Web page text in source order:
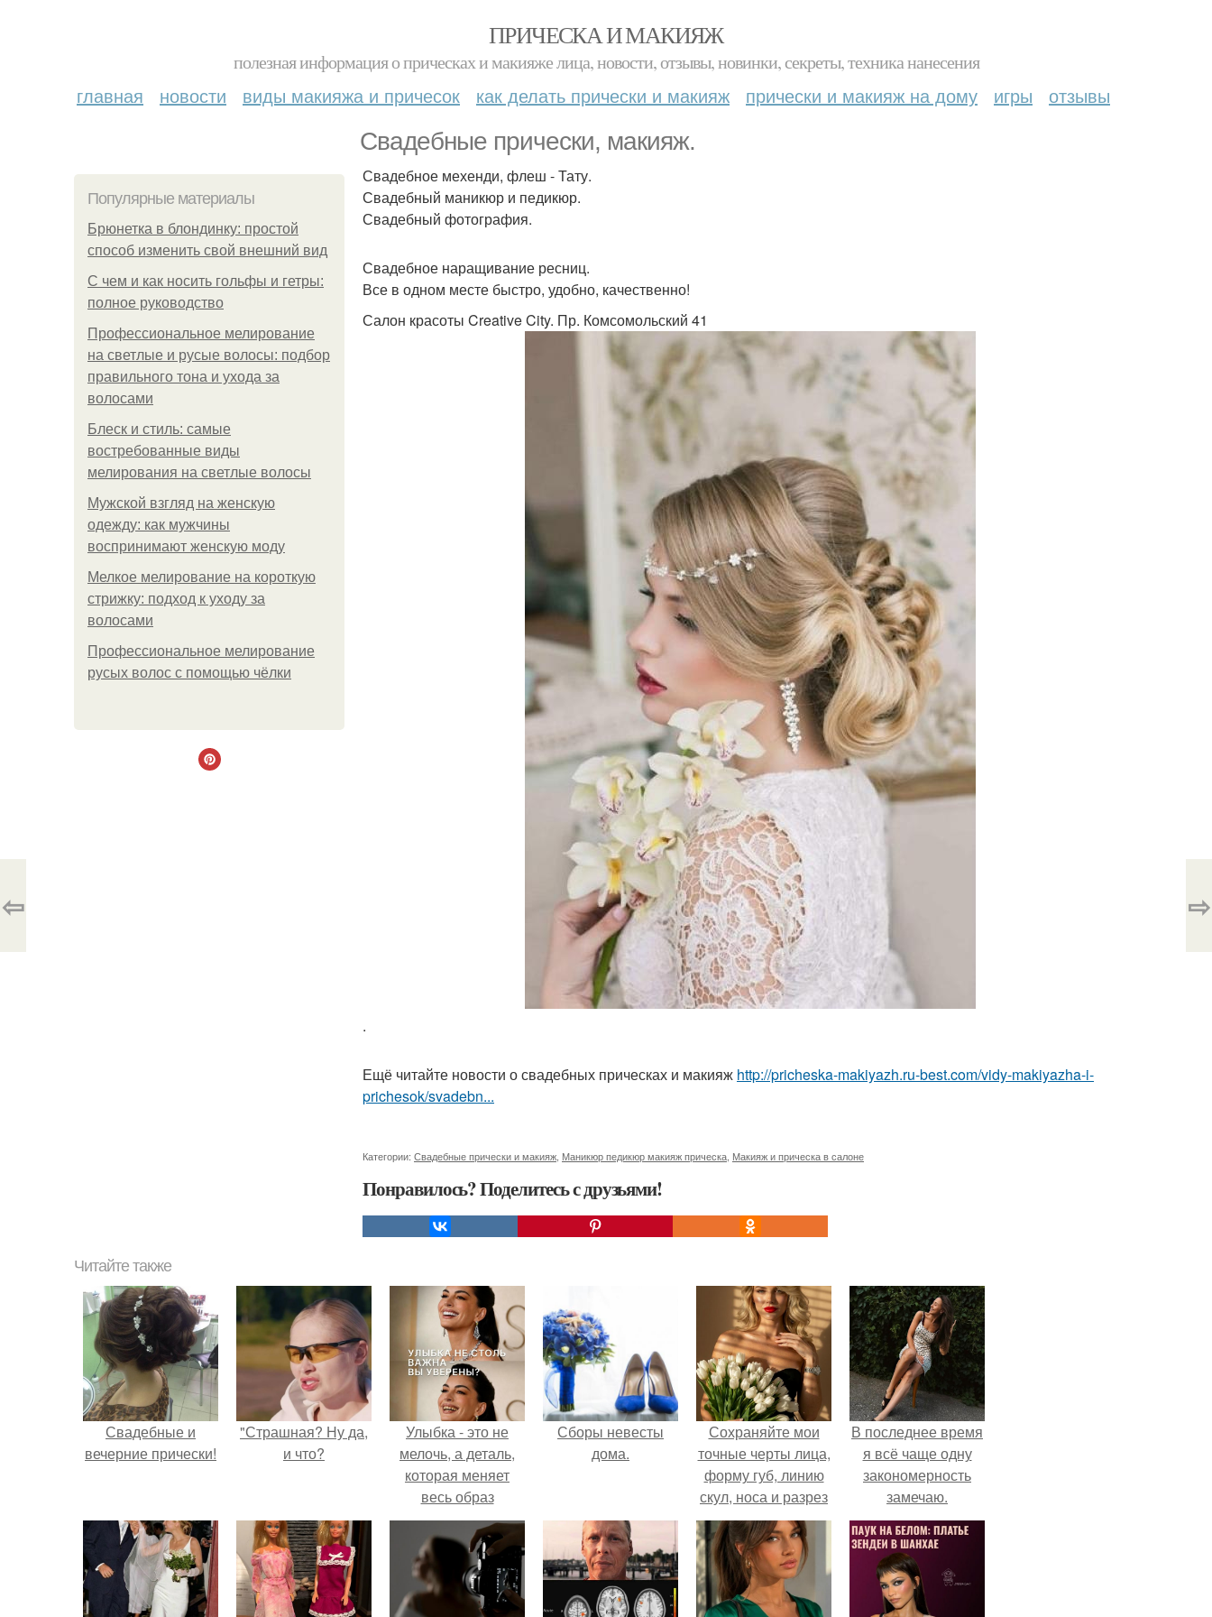
ПРИЧЕСКА И МАКИЯЖ
полезная информация о прическах и макияже лица, новости, отзывы, новинки, секреты, техника нанесения
главная новости виды макияжа и причесок как делать прически и макияж прически и макияж на дому игры отзывы
Свадебные прически, макияж.
Популярные материалы
Брюнетка в блондинку: простой
способ изменить свой внешний вид
С чем и как носить гольфы и гетры:
полное руководство
Профессиональное мелирование
на светлые и русые волосы: подбор
правильного тона и ухода за
волосами
Блеск и стиль: самые
востребованные виды
мелирования на светлые волосы
Мужской взгляд на женскую
одежду: как мужчины
воспринимают женскую моду
Мелкое мелирование на короткую
стрижку: подход к уходу за
волосами
Профессиональное мелирование
русых волос с помощью чёлки
Свадебное мехенди, флеш - Тату.
Свадебный маникюр и педикюр.
Свадебный фотография.
Свадебное наращивание ресниц.
Все в одном месте быстро, удобно, качественно!
Салон красоты Creative City. Пр. Комсомольский 41
.
Ещё читайте новости о свадебных прическах и макияж http://pricheska-makiyazh.ru-best.com/vidy-makiyazha-i-
prichesok/svadebn...
Категории: Свадебные прически и макияж Маникюр педикюр макияж прическа Макияж и прическа в салоне
Понравилось? Поделитесь с друзьями!
⇦ ⇨
Читайте также
Свадебные и
вечерние прически!
"Страшная? Ну да,
и что?
Улыбка - это не
мелочь, а деталь,
которая меняет
весь образ
человека.
Сборы невесты
дома.
Сохраняйте мои
точные черты лица,
форму губ, линию
скул, носа и разрез
глаз.
В последнее время
я всё чаще одну
закономерность
замечаю.